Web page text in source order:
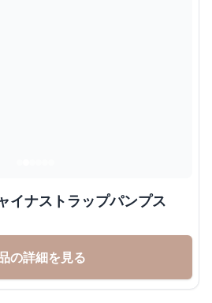
イナストラップパンプス
の詳細を見る